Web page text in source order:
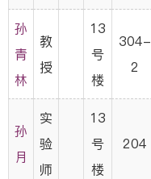
孙
青
林
教
授
13
号
楼
304-
2
孙
月
实
验
师
13
号
楼
204